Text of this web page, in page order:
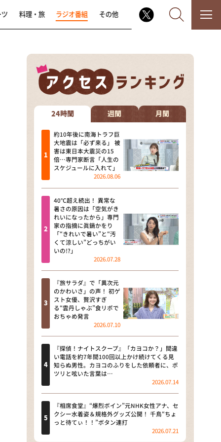
なるみ・岡村の過ぎるTV
相席食堂
これ余談なんですけど・・・
～人生密着トークバラエティ！
～ やすとものいたって真剣です
探偵！ナイトスクープ
news おかえり
河合＆A.B.C-Z塚田×福井アナ
「なんでやねん！？」（news お
かえり）
DAIGOも台所 ～きょうの献立 何
にする？～
本日はダイアンなり！シーズン２
朝だ！生です旅サラダ
教えて！ニュースライブ 正義の
ミカタ
ＬＩＦＥ～夢のカタチ～
新婚さんいらっしゃい！
ポツンと一軒家
ザキ山小屋本館
料理・旅 ラジオ番組 その他
24時間 週間 月間
約10年後に南海トラフ巨
大地震は「必ず来る」 被
害は東日本大震災の15
倍…専門家断言「人生の
スケジュールに入れて」
2026.08.06
40℃超え続出！ 異常な
暑さの原因は「空気がき
れいになったから」専門
家の指摘に眞鍋かをり
「“きれいで暑い”と“汚
くて涼しい”どっちがい
いの!?」
2026.07.28
『旅サラダ』で「異次元
のかわいさ」の声！ 初ゲ
スト女優、贅沢すぎ
る“雲丹しゃぶ”食リポで
おちゃめ発言
2026.07.10
『探偵！ナイトスクープ』「カヨコか？」間違
い電話を約7年間100回以上かけ続けてくる見
知らぬ男性。カヨコのふりをした依頼者に、ポ
ツリと呟いた言葉は…
2026.07.14
『相席食堂』“爆烈ボイン”元NHK女性アナ、セ
クシー水着姿＆規格外グッズ公開！ 千鳥“ちょ
っと待てぃ！！”ボタン連打
2026.07.21